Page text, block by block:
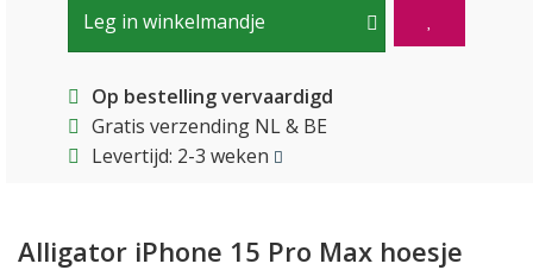
Leg in winkelmandje
Op bestelling vervaardigd
Gratis verzending NL & BE
Levertijd: 2-3 weken
Alligator iPhone 15 Pro Max hoesje